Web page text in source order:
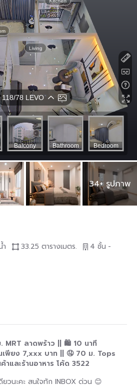
34+ รูปภาพ
33.25 ตารางเมตร. 4 ชั้น -
MRT ลาดพร้าว || 🛍️ 10 นาที
เพียง 7,xxx บาท || 🤤 70 ม. Tops
และร้านอาหาร โค้ด 3522
ยวนะคะ สนใจทัก INBOX ด่วน 😊